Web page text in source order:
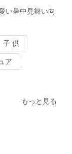
い暑中見舞い向
子 供
ア
もっと見る